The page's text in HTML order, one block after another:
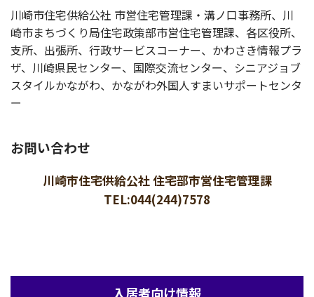
川崎市住宅供給公社 市営住宅管理課・溝ノ口事務所、川
崎市まちづくり局住宅政策部市営住宅管理課、各区役所、
支所、出張所、行政サービスコーナー、かわさき情報プラ
ザ、川崎県民センター、国際交流センター、シニアジョブ
スタイルかながわ、かながわ外国人すまいサポートセンタ
ー
お問い合わせ
川崎市住宅供給公社 住宅部市営住宅管理課
TEL:044(244)7578
入居者向け情報